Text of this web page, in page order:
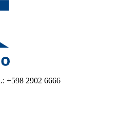
+598 2902 6666